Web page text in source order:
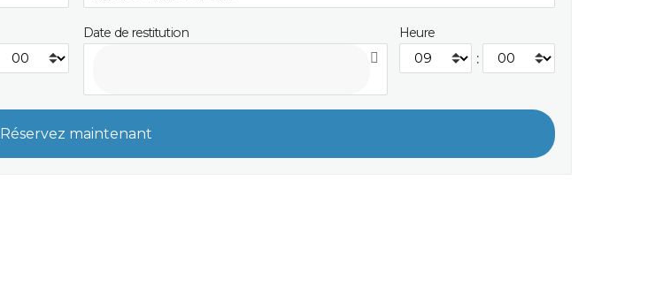
Date de restitution Heure
: